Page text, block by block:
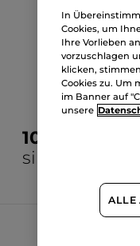
100%
sind
In
Cookies, um
Ihre Vorlieben
vorzuschlagen
klicken,
Cookies zu. Um
im Banner auf
unsere
ALLE